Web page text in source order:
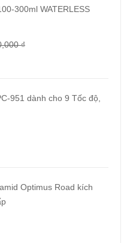
300ml WATERLESS
₫
951 dành cho 9 Tốc độ,
Optimus Road kích